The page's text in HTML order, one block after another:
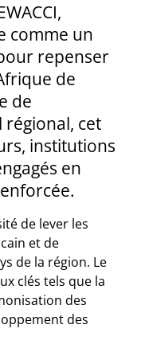
,
comme un
repenser
de
de
régional, cet
institutions
en
de lever les
et de
de la région. Le
clés tels que la
des
des